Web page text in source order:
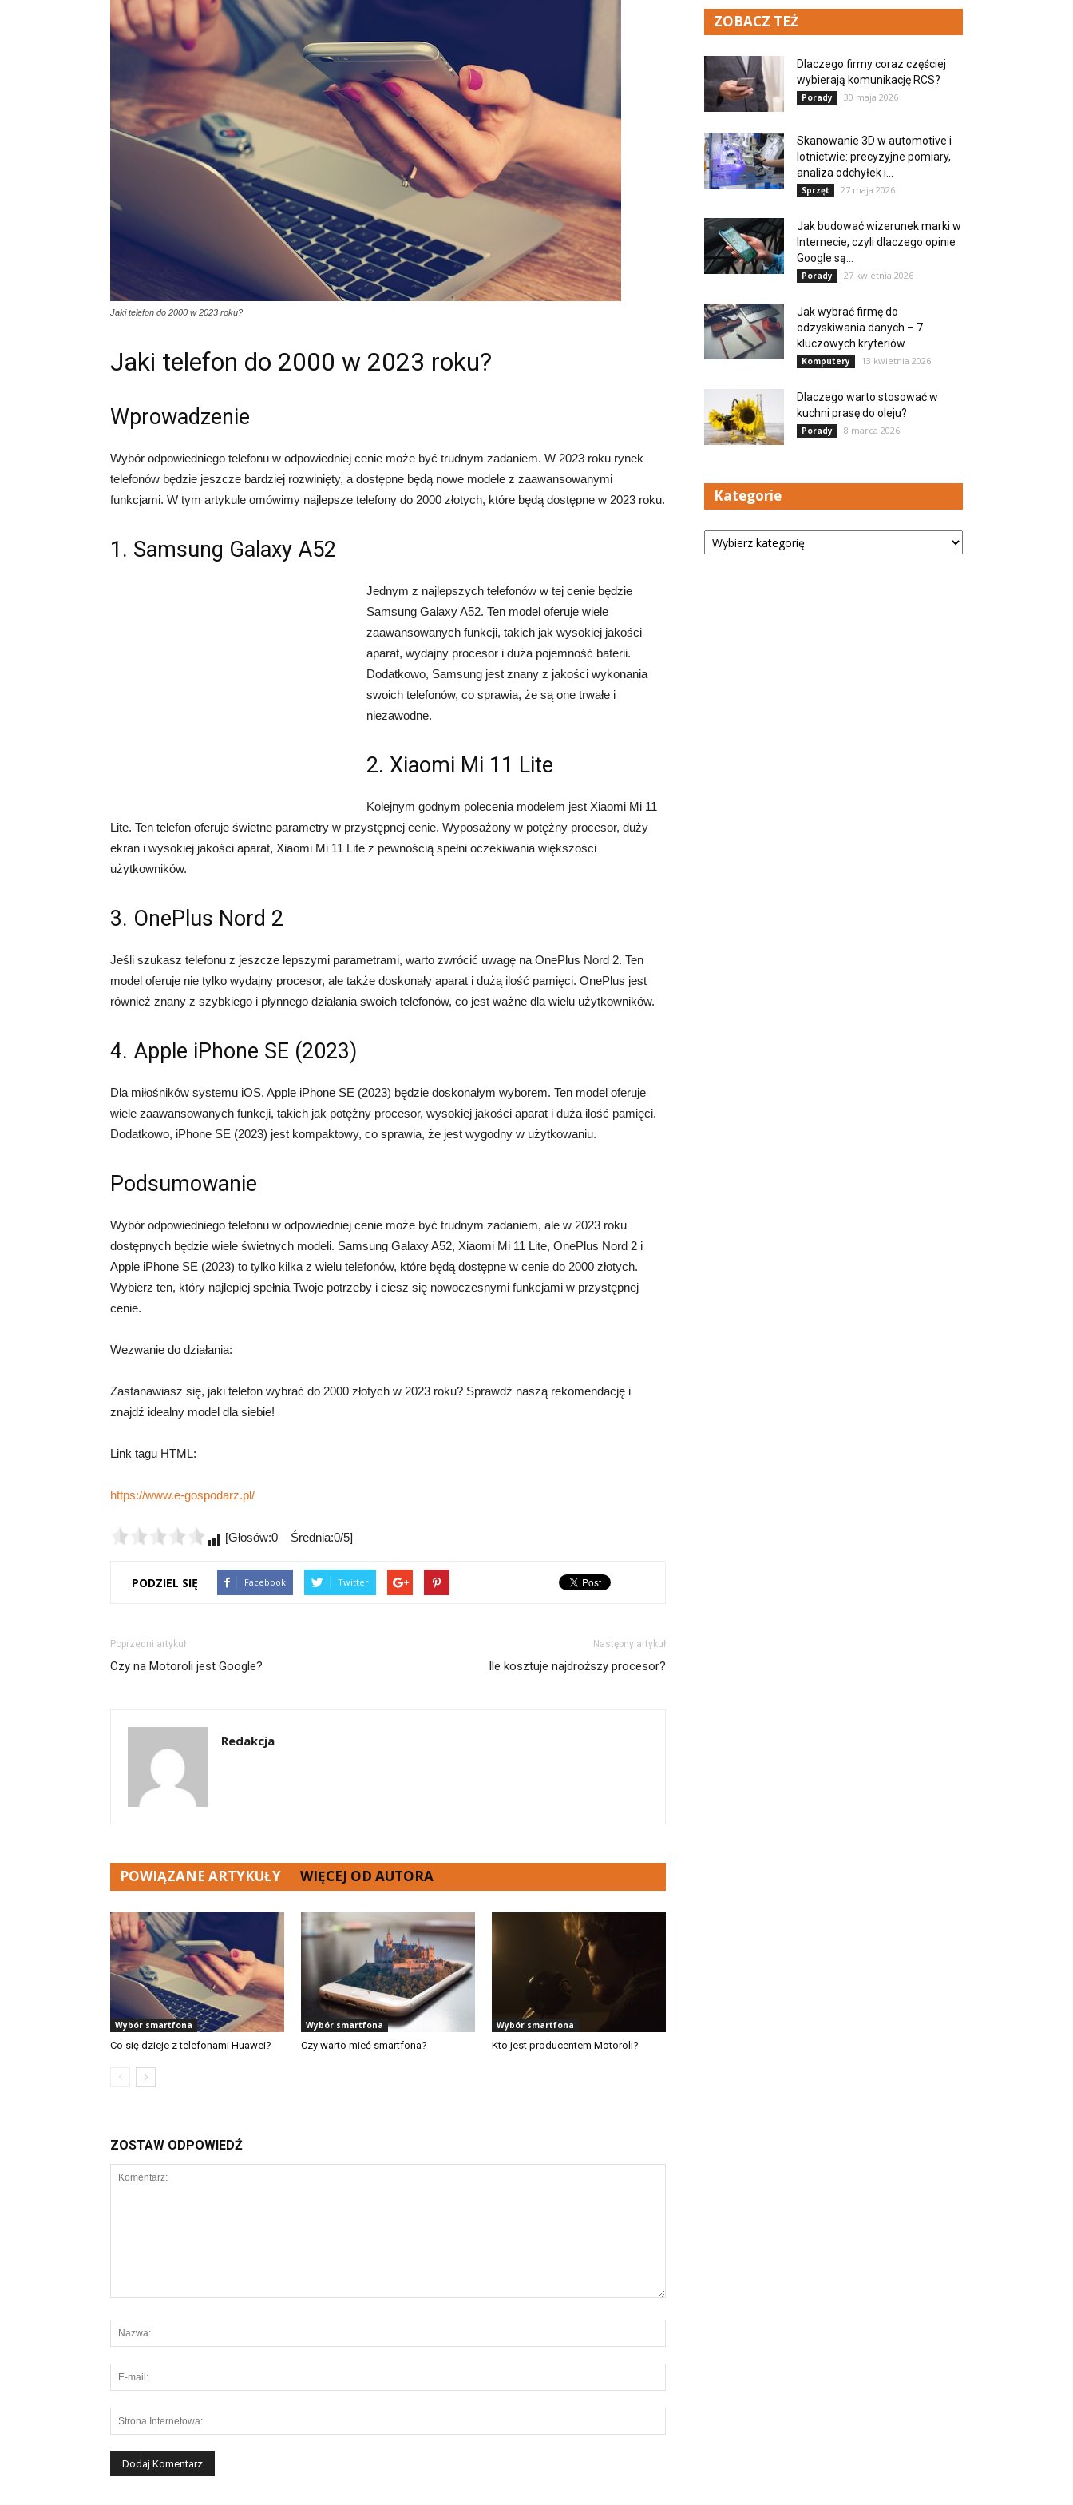
Jaki telefon do 2000 w 2023 roku?
Jaki telefon do 2000 w 2023 roku?
Wprowadzenie
Wybór odpowiedniego telefonu w odpowiedniej cenie może być trudnym zadaniem. W 2023 roku rynek
telefonów będzie jeszcze bardziej rozwinięty, a dostępne będą nowe modele z zaawansowanymi
funkcjami. W tym artykule omówimy najlepsze telefony do 2000 złotych, które będą dostępne w 2023 roku.
1. Samsung Galaxy A52
Jednym z najlepszych telefonów w tej cenie będzie
Samsung Galaxy A52. Ten model oferuje wiele
zaawansowanych funkcji, takich jak wysokiej jakości
aparat, wydajny procesor i duża pojemność baterii.
Dodatkowo, Samsung jest znany z jakości wykonania
swoich telefonów, co sprawia, że są one trwałe i
niezawodne.
2. Xiaomi Mi 11 Lite
Kolejnym godnym polecenia modelem jest Xiaomi Mi 11
Lite. Ten telefon oferuje świetne parametry w przystępnej cenie. Wyposażony w potężny procesor, duży
ekran i wysokiej jakości aparat, Xiaomi Mi 11 Lite z pewnością spełni oczekiwania większości
użytkowników.
3. OnePlus Nord 2
Jeśli szukasz telefonu z jeszcze lepszymi parametrami, warto zwrócić uwagę na OnePlus Nord 2. Ten
model oferuje nie tylko wydajny procesor, ale także doskonały aparat i dużą ilość pamięci. OnePlus jest
również znany z szybkiego i płynnego działania swoich telefonów, co jest ważne dla wielu użytkowników.
4. Apple iPhone SE (2023)
Dla miłośników systemu iOS, Apple iPhone SE (2023) będzie doskonałym wyborem. Ten model oferuje
wiele zaawansowanych funkcji, takich jak potężny procesor, wysokiej jakości aparat i duża ilość pamięci.
Dodatkowo, iPhone SE (2023) jest kompaktowy, co sprawia, że jest wygodny w użytkowaniu.
Podsumowanie
Wybór odpowiedniego telefonu w odpowiedniej cenie może być trudnym zadaniem, ale w 2023 roku
dostępnych będzie wiele świetnych modeli. Samsung Galaxy A52, Xiaomi Mi 11 Lite, OnePlus Nord 2 i
Apple iPhone SE (2023) to tylko kilka z wielu telefonów, które będą dostępne w cenie do 2000 złotych.
Wybierz ten, który najlepiej spełnia Twoje potrzeby i ciesz się nowoczesnymi funkcjami w przystępnej
cenie.
Wezwanie do działania:
Zastanawiasz się, jaki telefon wybrać do 2000 złotych w 2023 roku? Sprawdź naszą rekomendację i
znajdź idealny model dla siebie!
Link tagu HTML:
https://www.e-gospodarz.pl/
[Głosów:0 Średnia:0/5]
PODZIEL SIĘ Facebook Twitter
Poprzedni artykuł
Czy na Motoroli jest Google?
Następny artykuł
Ile kosztuje najdroższy procesor?
Redakcja
POWIĄZANE ARTYKUŁY WIĘCEJ OD AUTORA
Wybór smartfona
Co się dzieje z telefonami Huawei?
Wybór smartfona
Czy warto mieć smartfona?
Wybór smartfona
Kto jest producentem Motoroli?
ZOSTAW ODPOWIEDŹ
ZOBACZ TEŻ
Dlaczego firmy coraz częściej
wybierają komunikację RCS?
Porady 30 maja 2026
Skanowanie 3D w automotive i
lotnictwie: precyzyjne pomiary,
analiza odchyłek i...
Sprzęt 27 maja 2026
Jak budować wizerunek marki w
Internecie, czyli dlaczego opinie
Google są...
Porady 27 kwietnia 2026
Jak wybrać firmę do
odzyskiwania danych – 7
kluczowych kryteriów
Komputery 13 kwietnia 2026
Dlaczego warto stosować w
kuchni prasę do oleju?
Porady 8 marca 2026
Kategorie
Kategorie